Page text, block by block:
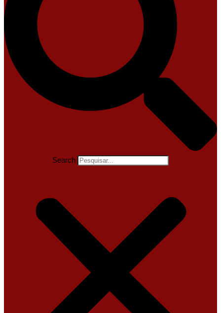
Search